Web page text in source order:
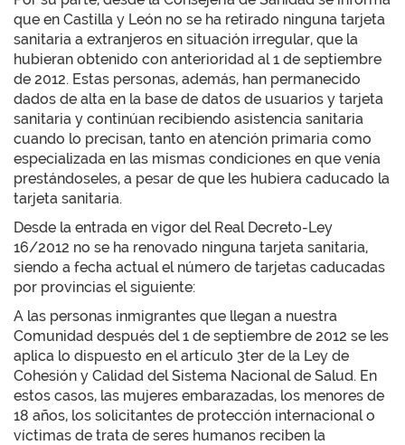
que en Castilla y León no se ha retirado ninguna tarjeta
sanitaria a extranjeros en situación irregular, que la
hubieran obtenido con anterioridad al 1 de septiembre
de 2012. Estas personas, además, han permanecido
dados de alta en la base de datos de usuarios y tarjeta
sanitaria y continúan recibiendo asistencia sanitaria
cuando lo precisan, tanto en atención primaria como
especializada en las mismas condiciones en que venía
prestándoseles, a pesar de que les hubiera caducado la
tarjeta sanitaria.
Desde la entrada en vigor del Real Decreto-Ley
16/2012 no se ha renovado ninguna tarjeta sanitaria,
siendo a fecha actual el número de tarjetas caducadas
por provincias el siguiente:
A las personas inmigrantes que llegan a nuestra
Comunidad después del 1 de septiembre de 2012 se les
aplica lo dispuesto en el artículo 3ter de la Ley de
Cohesión y Calidad del Sistema Nacional de Salud. En
estos casos, las mujeres embarazadas, los menores de
18 años, los solicitantes de protección internacional o
víctimas de trata de seres humanos reciben la